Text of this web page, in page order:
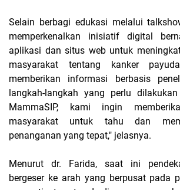
Selain berbagi edukasi melalui
memperkenalkan inisiatif digital
aplikasi dan situs web untuk
masyarakat tentang kanker
memberikan informasi berbasis
langkah-langkah yang perlu
MammaSIP, kami ingin
masyarakat untuk tahu dan
penanganan yang tepat," jelasnya.
Menurut dr. Farida, saat ini
bergeser ke arah yang berpusat pada